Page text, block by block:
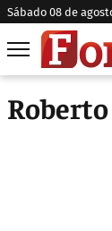
sábado 08 de